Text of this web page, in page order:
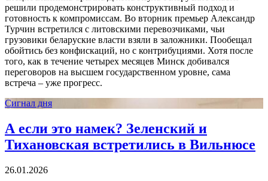
решили продемонстрировать конструктивный подход и
готовность к компромиссам. Во вторник премьер Александр
Турчин встретился с литовскими перевозчиками, чьи
грузовики беларуские власти взяли в заложники. Пообещал
обойтись без конфискаций, но с контрибуциями. Хотя после
того, как в течение четырех месяцев Минск добивался
переговоров на высшем государственном уровне, сама
встреча – уже прогресс.
Сигнал дня
А если это намек? Зеленский и
Тихановская встретились в Вильнюсе
26.01.2026